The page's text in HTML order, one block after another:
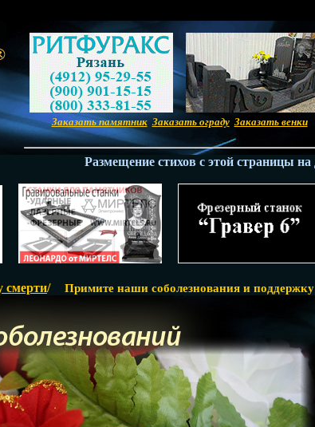
Заказать памятник Заказать ограду Заказать венки
Размещение стихов с этой страницы на
смерти/ Примите наши соболезнования и